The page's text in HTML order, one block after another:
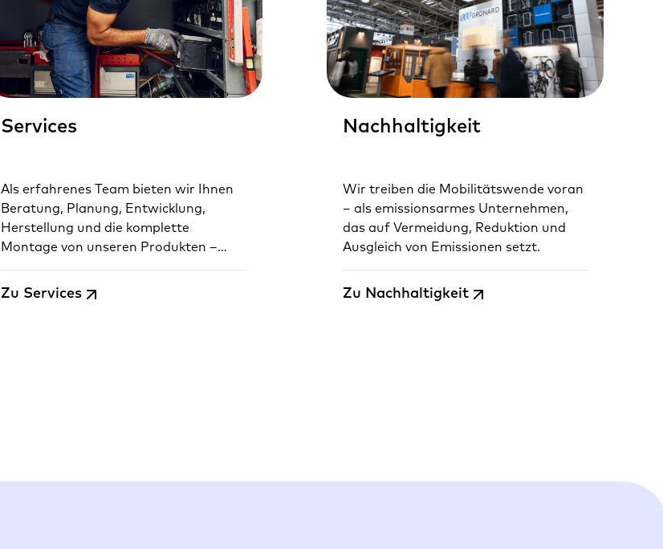
Services
Als erfahrenes Team bieten wir Ihnen
Beratung, Planung, Entwicklung,
Herstellung und die komplette
Montage von unseren Produkten –
Zu Services
Nachhaltigkeit
Wir treiben die Mobilitätswende voran
– als emissionsarmes Unternehmen,
das auf Vermeidung, Reduktion und
Ausgleich von Emissionen setzt.
Zu Nachhaltigkeit